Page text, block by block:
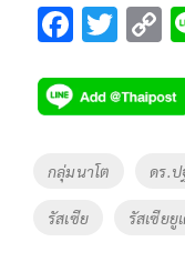
F
e
b
o
o
k
T
tt
er
C
p
y
k
Tags
กลุ่มนาโต ดร.
รัสเซีย รัสเซียยู